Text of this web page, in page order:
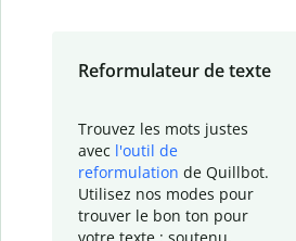
Reformulateur de texte
Trouvez les mots justes
avec l'outil de
reformulation de Quillbot.
Utilisez nos modes pour
trouver le bon ton pour